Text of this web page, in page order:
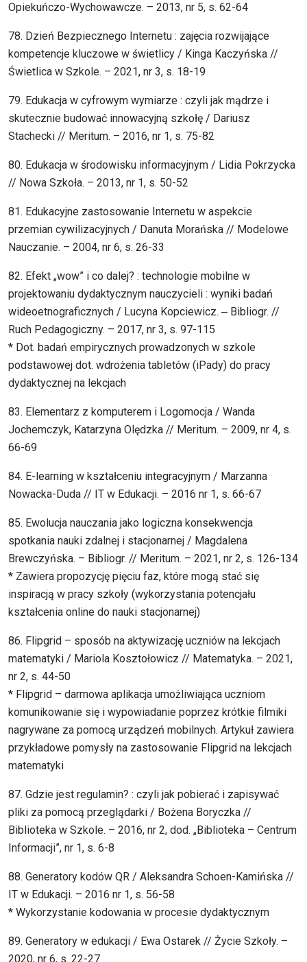
Opiekuńczo-Wychowawcze. – 2013, nr 5, s. 62-64
78. Dzień Bezpiecznego Internetu : zajęcia rozwijające
kompetencje kluczowe w świetlicy / Kinga Kaczyńska //
Świetlica w Szkole. – 2021, nr 3, s. 18-19
79. Edukacja w cyfrowym wymiarze : czyli jak mądrze i
skutecznie budować innowacyjną szkołę / Dariusz
Stachecki // Meritum. – 2016, nr 1, s. 75-82
80. Edukacja w środowisku informacyjnym / Lidia Pokrzycka
// Nowa Szkoła. – 2013, nr 1, s. 50-52
81. Edukacyjne zastosowanie Internetu w aspekcie
przemian cywilizacyjnych / Danuta Morańska // Modelowe
Nauczanie. – 2004, nr 6, s. 26-33
82. Efekt „wow” i co dalej? : technologie mobilne w
projektowaniu dydaktycznym nauczycieli : wyniki badań
wideoetnograficznych / Lucyna Kopciewicz. ‒ Bibliogr. //
Ruch Pedagogiczny. – 2017, nr 3, s. 97-115
* Dot. badań empirycznych prowadzonych w szkole
podstawowej dot. wdrożenia tabletów (iPady) do pracy
dydaktycznej na lekcjach
83. Elementarz z komputerem i Logomocja / Wanda
Jochemczyk, Katarzyna Olędzka // Meritum. – 2009, nr 4, s.
66-69
84. E-learning w kształceniu integracyjnym / Marzanna
Nowacka-Duda // IT w Edukacji. – 2016 nr 1, s. 66-67
85. Ewolucja nauczania jako logiczna konsekwencja
spotkania nauki zdalnej i stacjonarnej / Magdalena
Brewczyńska. – Bibliogr. // Meritum. – 2021, nr 2, s. 126-134
* Zawiera propozycję pięciu faz, które mogą stać się
inspiracją w pracy szkoły (wykorzystania potencjału
kształcenia online do nauki stacjonarnej)
86. Flipgrid – sposób na aktywizację uczniów na lekcjach
matematyki / Mariola Kosztołowicz // Matematyka. – 2021,
nr 2, s. 44-50
* Flipgrid – darmowa aplikacja umożliwiająca uczniom
komunikowanie się i wypowiadanie poprzez krótkie filmiki
nagrywane za pomocą urządzeń mobilnych. Artykuł zawiera
przykładowe pomysły na zastosowanie Flipgrid na lekcjach
matematyki
87. Gdzie jest regulamin? : czyli jak pobierać i zapisywać
pliki za pomocą przeglądarki / Bożena Boryczka //
Biblioteka w Szkole. – 2016, nr 2, dod. „Biblioteka – Centrum
Informacji”, nr 1, s. 6-8
88. Generatory kodów QR / Aleksandra Schoen-Kamińska //
IT w Edukacji. – 2016 nr 1, s. 56-58
* Wykorzystanie kodowania w procesie dydaktycznym
89. Generatory w edukacji / Ewa Ostarek // Życie Szkoły. –
2020, nr 6, s. 22-27